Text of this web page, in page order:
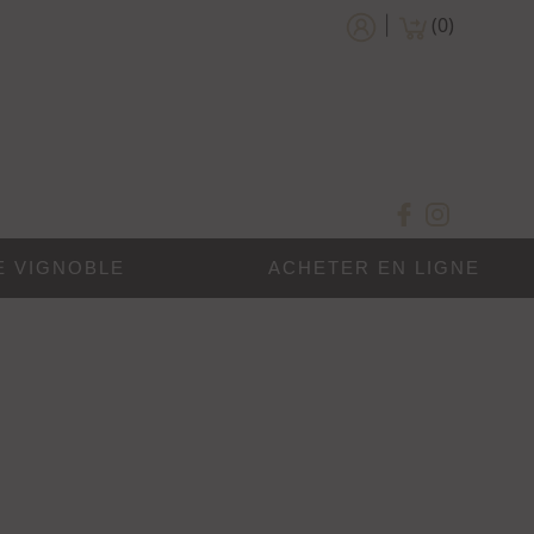
(0)
VIGNOBLE ACHETER EN LIGNE